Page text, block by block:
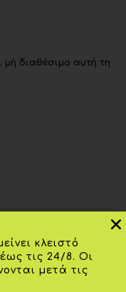
μή διαθέσιμο αυτή τη
ετών, 05 ετών,
κλειστό
τις 24/8. Οι
μετά τις